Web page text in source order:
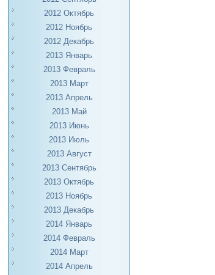
2012 Октябрь
2012 Ноябрь
2012 Декабрь
2013 Январь
2013 Февраль
2013 Март
2013 Апрель
2013 Май
2013 Июнь
2013 Июль
2013 Август
2013 Сентябрь
2013 Октябрь
2013 Ноябрь
2013 Декабрь
2014 Январь
2014 Февраль
2014 Март
2014 Апрель